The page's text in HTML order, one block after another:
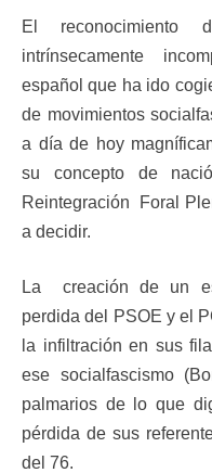
El
intrínsecamente
español que ha ido
de movimientos
a día de hoy
su concepto de
Reintegración Foral
a decidir.
La creación de un
perdida del PSOE y el
la infiltración en sus
ese socialfascismo
palmarios de lo que
pérdida de sus
del 76.